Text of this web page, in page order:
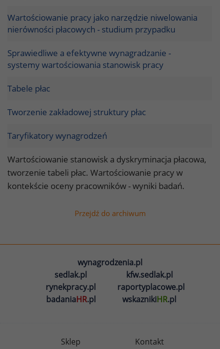
Wartościowanie pracy jako narzędzie niwelowania
nierówności płacowych - studium przypadku
Sprawiedliwe a efektywne wynagradzanie -
systemy wartościowania stanowisk pracy
Tabele płac
Tworzenie zakładowej struktury płac
Taryfikatory wynagrodzeń
Wartościowanie stanowisk a dyskryminacja płacowa,
tworzenie tabeli płac. Wartościowanie pracy w
kontekście oceny pracowników - wyniki badań.
Przejdź do archiwum
wynagrodzenia.pl
sedlak.pl
kfw.sedlak.pl
rynekpracy.pl
raportyplacowe.pl
badaniaHR.pl wskaznikiHR.pl
Sklep
Kontakt